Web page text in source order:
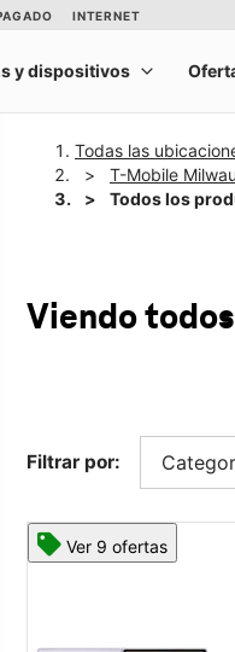
Todas las
T-Mobile
Todos los
Viendo
Filtrar por:
Ver 9 ofertas